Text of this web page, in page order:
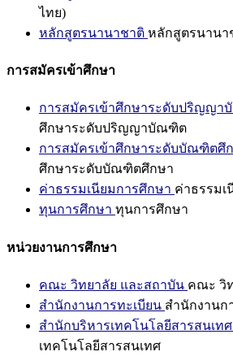
ไทย)
หลักสูตรนานาชาติ หลักสูตรนานา
การสมัครเข้าศึกษา
การสมัครเข้าศึกษาระดับปริญญา
ศึกษาระดับปริญญาบัณฑิต
การสมัครเข้าศึกษาระดับบัณฑิตศึ
ศึกษาระดับบัณฑิตศึกษา
ค่าธรรมเนียมการศึกษา ค่าธรรมเ
ทุนการศึกษา ทุนการศึกษา
หน่วยงานการศึกษา
คณะ วิทยาลัย และสถาบัน คณะ วิ
สำนักงานการทะเบียน สำนักงานก
สำนักบริหารเทคโนโลยีสารสนเทศ
เทคโนโลยีสารสนเทศ